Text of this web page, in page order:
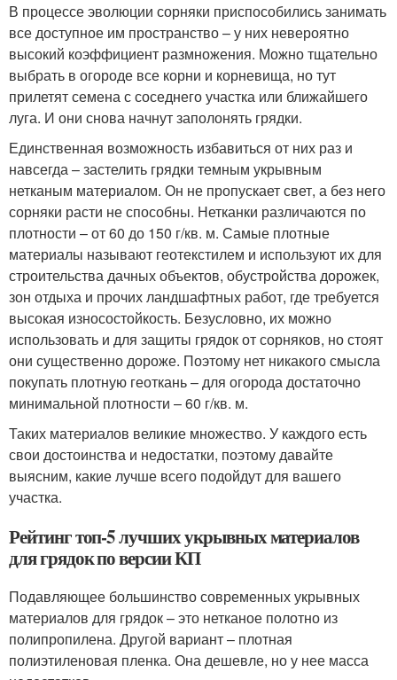
В процессе эволюции сорняки приспособились занимать
все доступное им пространство – у них невероятно
высокий коэффициент размножения. Можно тщательно
выбрать в огороде все корни и корневища, но тут
прилетят семена с соседнего участка или ближайшего
луга. И они снова начнут заполонять грядки.
Единственная возможность избавиться от них раз и
навсегда – застелить грядки темным укрывным
нетканым материалом. Он не пропускает свет, а без него
сорняки расти не способны. Нетканки различаются по
плотности – от 60 до 150 г/кв. м. Самые плотные
материалы называют геотекстилем и используют их для
строительства дачных объектов, обустройства дорожек,
зон отдыха и прочих ландшафтных работ, где требуется
высокая износостойкость. Безусловно, их можно
использовать и для защиты грядок от сорняков, но стоят
они существенно дороже. Поэтому нет никакого смысла
покупать плотную геоткань – для огорода достаточно
минимальной плотности – 60 г/кв. м.
Таких материалов великие множество. У каждого есть
свои достоинства и недостатки, поэтому давайте
выясним, какие лучше всего подойдут для вашего
участка.
Рейтинг топ-5 лучших укрывных материалов
для грядок по версии КП
Подавляющее большинство современных укрывных
материалов для грядок – это нетканое полотно из
полипропилена. Другой вариант – плотная
полиэтиленовая пленка. Она дешевле, но у нее масса